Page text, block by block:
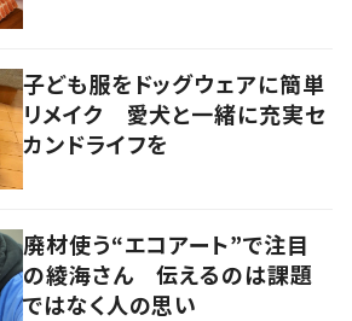
子ども服をドッグウェアに簡単
リメイク 愛犬と一緒に充実セ
カンドライフを
廃材使う“エコアート”で注目
の綾海さん 伝えるのは課題
ではなく人の思い